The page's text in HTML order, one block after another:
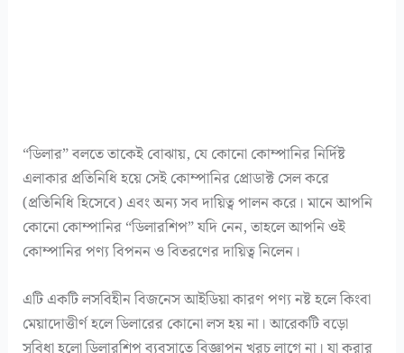
“ডিলার” বলতে তাকেই বোঝায়, যে কোনো কোম্পানির নির্দিষ্ট
এলাকার প্রতিনিধি হয়ে সেই কোম্পানির প্রোডাক্ট সেল করে
(প্রতিনিধি হিসেবে) এবং অন্য সব দায়িত্ব পালন করে। মানে আপনি
কোনো কোম্পানির “ডিলারশিপ” যদি নেন, তাহলে আপনি ওই
কোম্পানির পণ্য বিপনন ও বিতরণের দায়িত্ব নিলেন।
এটি একটি লসবিহীন বিজনেস আইডিয়া কারণ পণ্য নষ্ট হলে কিংবা
মেয়াদোত্তীর্ণ হলে ডিলারের কোনো লস হয় না। আরেকটি বড়ো